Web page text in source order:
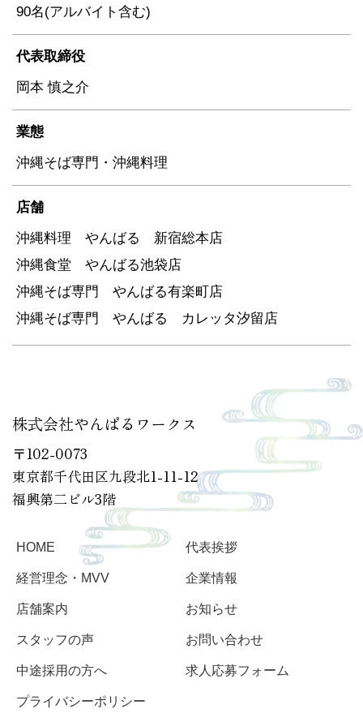
90名(アルバイト含む)
代表取締役
岡本 慎之介
業態
沖縄そば専門・沖縄料理
店舗
沖縄料理 やんばる 新宿総本店
沖縄食堂 やんばる池袋店
沖縄そば専門 やんばる有楽町店
沖縄そば専門 やんばる カレッタ汐留店
株式会社やんばるワークス
〒102-0073
東京都千代田区九段北1-11-12
福興第二ビル3階
HOME 代表挨拶
経営理念・MVV 企業情報
店舗案内 お知らせ
スタッフの声 お問い合わせ
中途採用の方へ 求人応募フォーム
プライバシーポリシー